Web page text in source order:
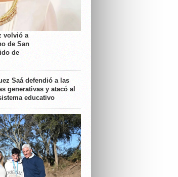
volvió a
de San
de
Saá defendió a las
generativas y atacó al
educativo